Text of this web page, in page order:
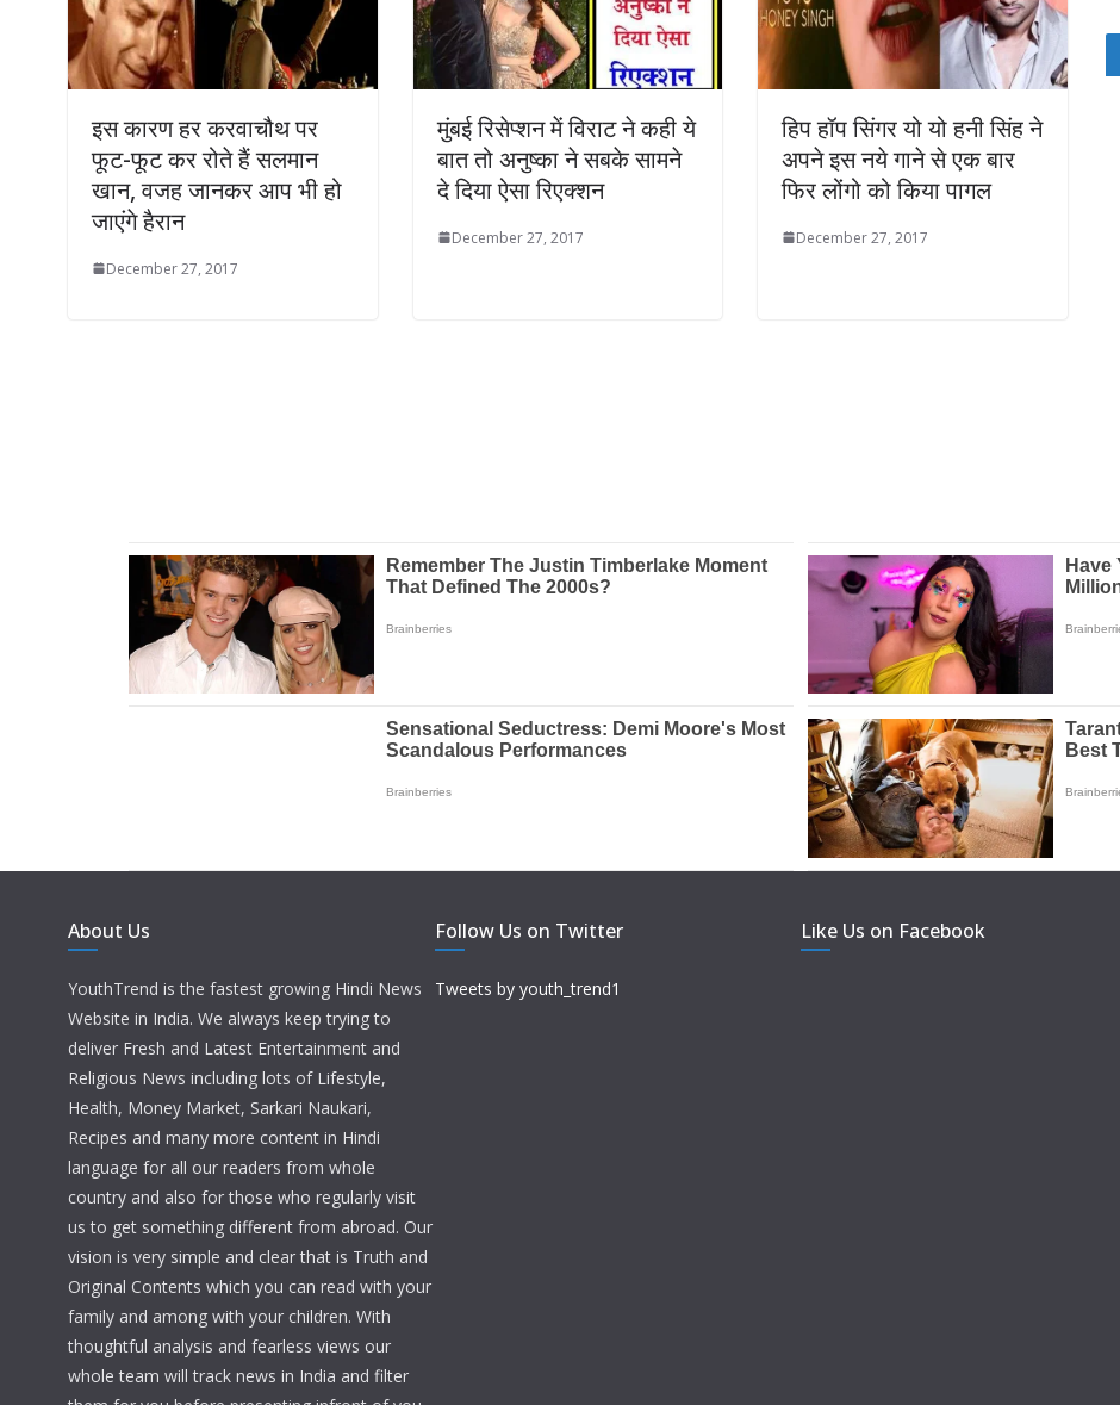
इस कारण हर करवाचौथ पर
फूट-फूट कर रोते हैं सलमान
खान, वजह जानकर आप भी हो
जाएंगे हैरान
December 27, 2017
मुंबई रिसेप्शन में विराट ने कही ये
बात तो अनुष्का ने सबके सामने
दे दिया ऐसा रिएक्शन
December 27, 2017
हिप हॉप सिंगर यो यो हनी सिंह ने
अपने इस नये गाने से एक बार
फिर लोंगो को किया पागल
December 27, 2017
About Us
YouthTrend is the fastest growing Hindi News
Website in India. We always keep trying to
deliver Fresh and Latest Entertainment and
Religious News including lots of Lifestyle,
Health, Money Market, Sarkari Naukari,
Recipes and many more content in Hindi
language for all our readers from whole
country and also for those who regularly visit
us to get something different from abroad. Our
vision is very simple and clear that is Truth and
Original Contents which you can read with your
family and among with your children. With
thoughtful analysis and fearless views our
whole team will track news in India and filter
Follow Us on Twitter
Tweets by youth_trend1
Like Us on Facebook